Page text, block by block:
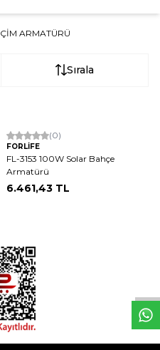
ÇIM ARMATÜRÜ
Sırala
(0)
FORLİFE
FL-3153 100W Solar Bahçe
Armatürü
6.461,43 TL